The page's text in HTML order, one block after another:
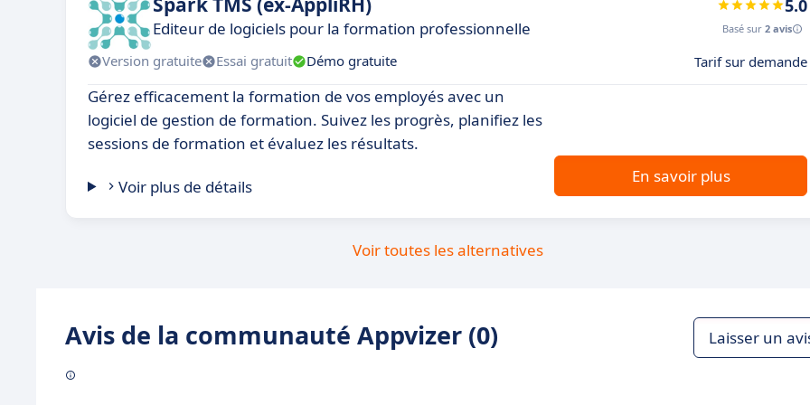
Editeur de logiciels pour la formation professionnelle
5.0
Basé sur 2 avis
Version gratuite Essai gratuit Démo gratuite Tarif sur demande
Gérez efficacement la formation de vos employés avec un
logiciel de gestion de formation. Suivez les progrès, planifiez les
sessions de formation et évaluez les résultats.
Voir plus de détails
En savoir plus
Voir toutes les alternatives
Avis de la communauté Appvizer (0) Laisser un